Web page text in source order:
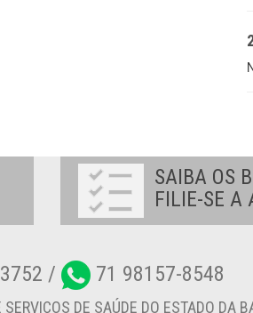
SAIBA OS
FILIE-SE A
/ 71 98157-8548
DE SAÚDE DO ESTADO DA